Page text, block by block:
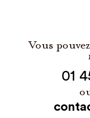
Vous
01